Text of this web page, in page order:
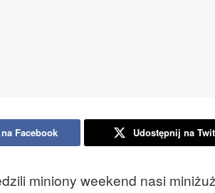
Facebook Udostępnij na
miniony weekend nasi